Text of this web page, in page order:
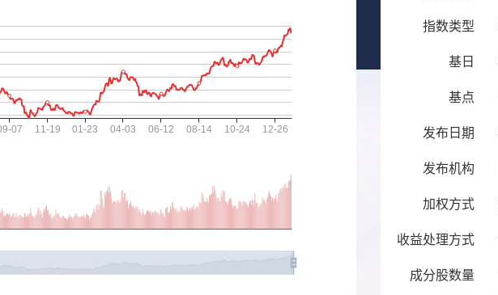
指数类型
基日
基点
发布日期
发布机构
加权方式
收益处理方式
成分股数量